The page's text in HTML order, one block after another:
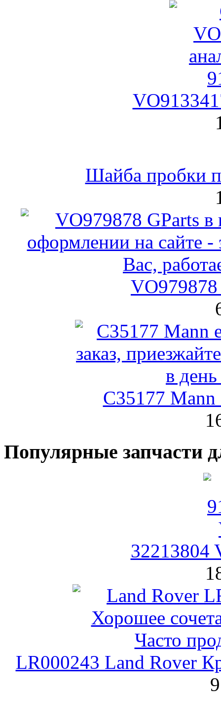
Шайба пробки
VO979878
C35177
Популярные запчасти
32213804
LR000243 Land Rover